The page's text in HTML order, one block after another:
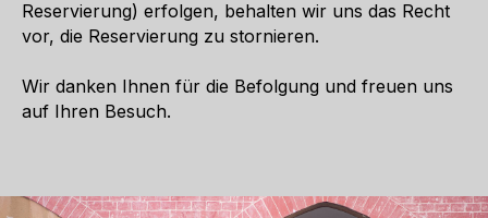
Reservierung) erfolgen, behalten wir uns das Recht
vor, die Reservierung zu stornieren.
Wir danken Ihnen für die Befolgung und freuen uns
auf Ihren Besuch.